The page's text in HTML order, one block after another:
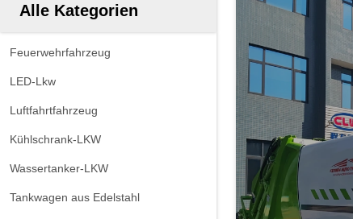
Alle Kategorien
Feuerwehrfahrzeug
LED-Lkw
Luftfahrtfahrzeug
Kühlschrank-LKW
Wassertanker-LKW
Tankwagen aus Edelstahl